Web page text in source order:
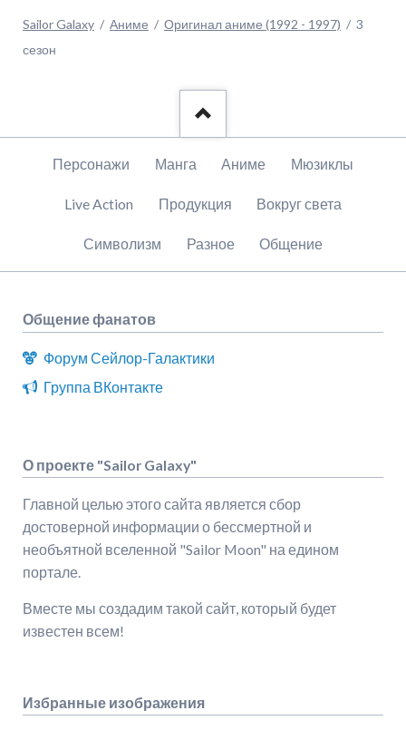
Sailor Galaxy Аниме Оригинал аниме (1992 - 1997)
3
сезон
Пропустить
Персонажи Манга Аниме Мюзиклы
Live Action Продукция Вокруг света
Символизм Разное Общение
Общение фанатов
Форум Сейлор-Галактики
Группа ВКонтакте
О проекте "Sailor Galaxy"
Главной целью этого сайта является сбор
достоверной информации о бессмертной и
необъятной вселенной "Sailor Moon" на едином
портале.
Вместе мы создадим такой сайт, который будет
известен всем!
Избранные изображения